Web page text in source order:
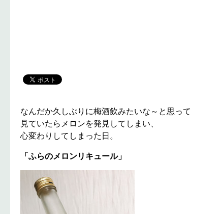
なんだか久しぶりに梅酒飲みたいな～と思って
見ていたらメロンを発見してしまい、
心変わりしてしまった日。
「ふらのメロンリキュール」